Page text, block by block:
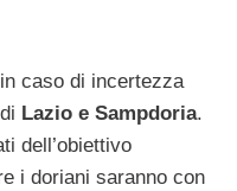
caso di incertezza
Lazio e Sampdoria.
dell’obiettivo
i doriani saranno con